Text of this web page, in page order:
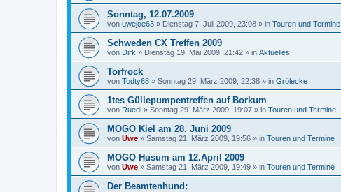
Sonntag, 12.07.2009
von uwejoe63 » Dienstag 7. Juli 2009, 23:08 » in Touren und Termine
Schweden CX Treffen 2009
von Dirk » Dienstag 19. Mai 2009, 21:42 » in Aktuelles
Torfrock
von Todty68 » Sonntag 29. März 2009, 22:38 » in Grölecke
1tes Güllepumpentreffen auf Borkum
von Ruedi » Sonntag 29. März 2009, 19:07 » in Touren und Termine
MOGO Kiel am 28. Juni 2009
von Uwe » Samstag 21. März 2009, 19:56 » in Touren und Termine
MOGO Husum am 12.April 2009
von Uwe » Samstag 21. März 2009, 19:49 » in Touren und Termine
Der Beamtenhund: